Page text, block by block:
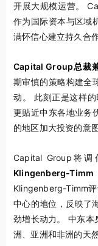
开展大规模运营。
作为国际资本与区域
满怀信心建立持久合
Capital Group总裁
期审慎的策略构建全
动。 此刻正是这样
更贴近中东各地业务
的地区加大投资的意
Capital Group将调
Klingenberg-Timm
Klingenberg-Timm
中心的地位，反映了
劲增长动力。 中东本
洲、亚洲和非洲的天